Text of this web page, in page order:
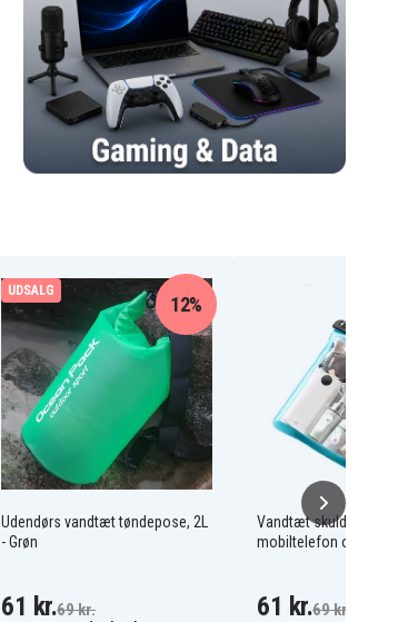
UDSALG
Udendørs vandtæt tøndepose, 2L
- Grøn
12%
61 kr.69 kr.
Vandtæt skuldertaske
mobiltelefon og små
61 kr.69 kr.